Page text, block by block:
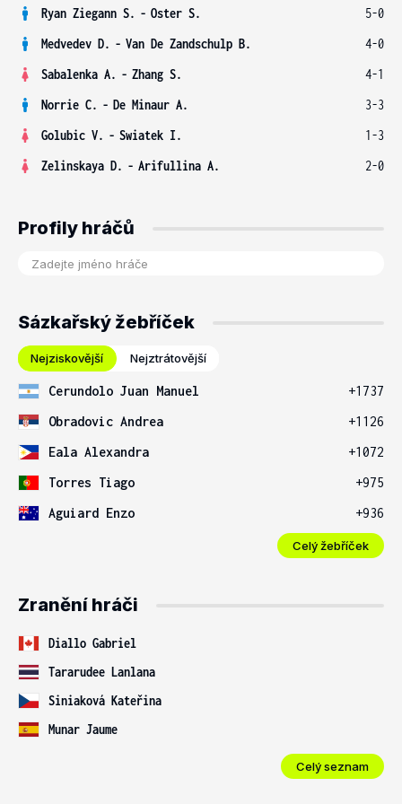
Ryan Ziegann S. - Oster S.
5-0
Medvedev D. - Van De Zandschulp B.
4-0
Sabalenka A. - Zhang S.
4-1
Norrie C. - De Minaur A.
3-3
Golubic V. - Swiatek I.
1-3
Zelinskaya D. - Arifullina A. 2-0
Profily hráčů
Sázkařský žebříček
Nejziskovější Nejztrátovější
Cerundolo Juan Manuel
+1737
Obradovic Andrea
+1126
Eala Alexandra
+1072
Torres Tiago
+975
Aguiard Enzo
+936
Celý žebříček
Zranění hráči
Diallo Gabriel
Tararudee Lanlana
Siniaková Kateřina
Munar Jaume
Celý seznam